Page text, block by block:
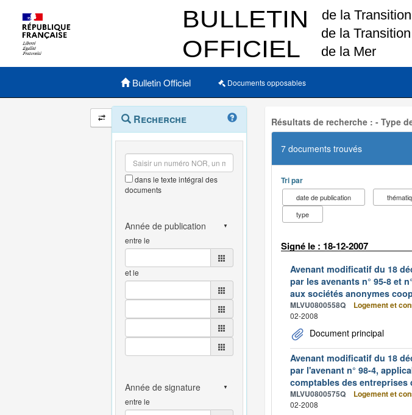
Menu principal
Bulletin Officiel Documents opposables
Navigation
et
outils
annexes
Menu
contextuel
Recherche
dans le texte intégral des
documents
entre le
et le
entre le
Résultats de recherche : - Type
7 documents trouvés
Tri par
date de publication
type
Signé le : 18-12-2007
Avenant modificatif du 18
par les avenants n° 95-8 et
aux sociétés anonymes
MLVU0800558Q Logement et
02-2008
Document principal
Avenant modificatif du 18
par l'avenant n° 98-4,
comptables des entreprises
MLVU0800575Q Logement et
02-2008